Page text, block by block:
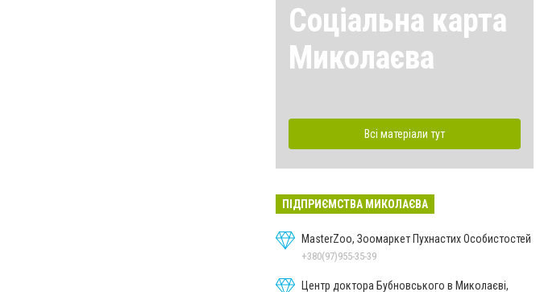
Соціальна карта
Миколаєва
Всі матеріали тут
ПІДПРИЄМСТВА МИКОЛАЄВА
MasterZoo, Зоомаркет Пухнастих Особистостей
+380(97)955-35-39
Центр доктора Бубновського в Миколаєві,